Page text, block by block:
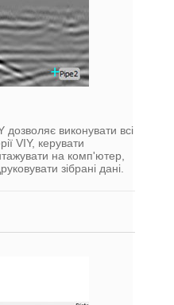
виконувати всі
VIY, керувати
на комп'ютер,
зібрані дані.